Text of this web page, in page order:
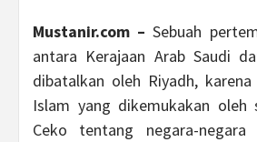
Mustanir.com –Sebuah
antara Kerajaan Arab Saudi
dibatalkan oleh Riyadh,
Islam yang dikemukakan oleh
Ceko tentang negara-negara